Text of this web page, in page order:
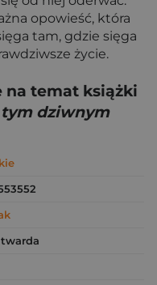
opowieść, która
tam, gdzie sięga
życie.
na temat książki
tym dziwnym
twarda